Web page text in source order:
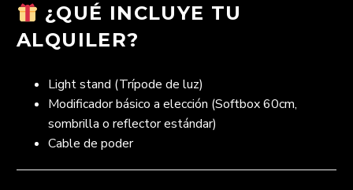
¿QUÉ INCLUYE TU
ALQUILER?
Light stand (Trípode de luz)
Modificador básico a elección (Softbox 60cm,
sombrilla o reflector estándar)
Cable de poder